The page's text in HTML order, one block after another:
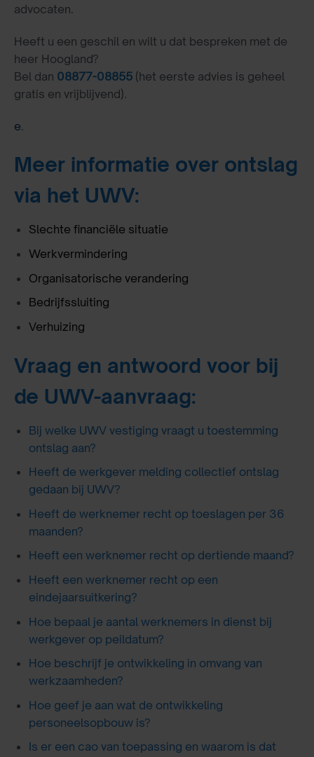
advocaten.
Heeft u een geschil en wilt u dat bespreken met de
heer Hoogland?
Bel dan 08877-08855 (het eerste advies is geheel
gratis en vrijblijvend).
e.
Meer informatie over ontslag
via het UWV:
Slechte financiële situatie
Werkvermindering
Organisatorische verandering
Bedrijfssluiting
Verhuizing
Vraag en antwoord voor bij
de UWV-aanvraag:
Bij welke UWV vestiging vraagt u toestemming
ontslag aan?
Heeft de werkgever melding collectief ontslag
gedaan bij UWV?
Heeft de werknemer recht op toeslagen per 36
maanden?
Heeft een werknemer recht op dertiende maand?
Heeft een werknemer recht op een
eindejaarsuitkering?
Hoe bepaal je aantal werknemers in dienst bij
werkgever op peildatum?
Hoe beschrijf je ontwikkeling in omvang van
werkzaamheden?
Hoe geef je aan wat de ontwikkeling
personeelsopbouw is?
Is er een cao van toepassing en waarom is dat